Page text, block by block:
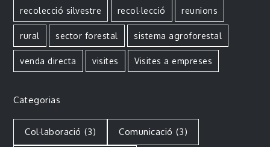
recolecció silvestre recol·lecció reunions
rural sector forestal sistema agroforestal
venda directa visites Visites a empreses
Categorias
Col·laboració (3) Comunicació (3)